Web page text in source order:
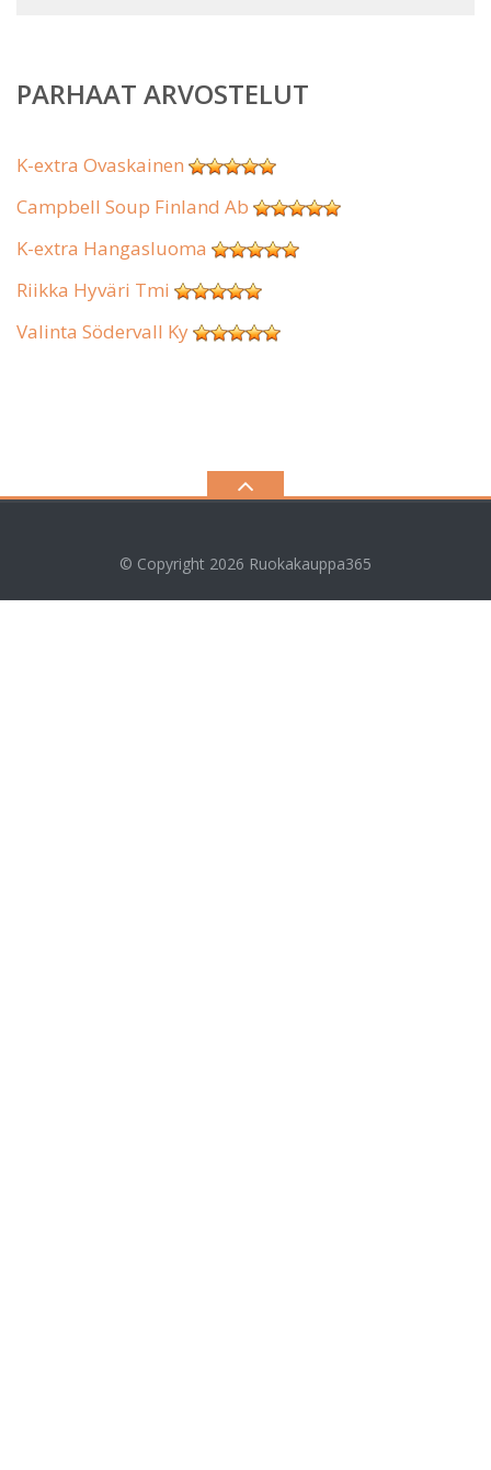
PARHAAT ARVOSTELUT
K-extra Ovaskainen
Campbell Soup Finland Ab
K-extra Hangasluoma
Riikka Hyväri Tmi
Valinta Södervall Ky
© Copyright 2026 Ruokakauppa365